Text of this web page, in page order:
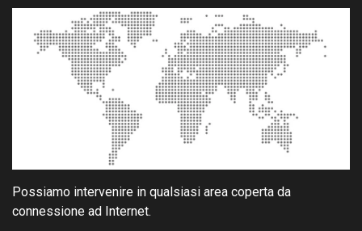
Possiamo intervenire in qualsiasi area coperta da
connessione ad Internet.